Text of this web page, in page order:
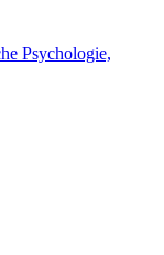
Psychologie,